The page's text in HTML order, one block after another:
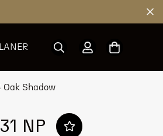
Shadow
NP